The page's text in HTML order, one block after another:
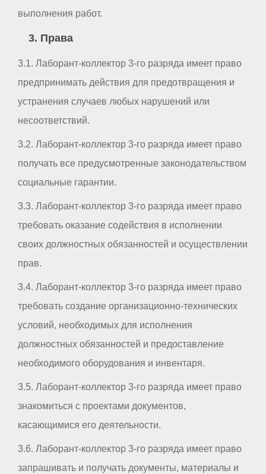
выполнения работ.
3. Права
3.1. Лаборант-коллектор 3-го разряда имеет право
предпринимать действия для предотвращения и
устранения случаев любых нарушений или
несоответствий.
3.2. Лаборант-коллектор 3-го разряда имеет право
получать все предусмотренные законодательством
социальные гарантии.
3.3. Лаборант-коллектор 3-го разряда имеет право
требовать оказание содействия в исполнении
своих должностных обязанностей и осуществлении
прав.
3.4. Лаборант-коллектор 3-го разряда имеет право
требовать создание организационно-технических
условий, необходимых для исполнения
должностных обязанностей и предоставление
необходимого оборудования и инвентаря.
3.5. Лаборант-коллектор 3-го разряда имеет право
знакомиться с проектами документов,
касающимися его деятельности.
3.6. Лаборант-коллектор 3-го разряда имеет право
запрашивать и получать документы, материалы и